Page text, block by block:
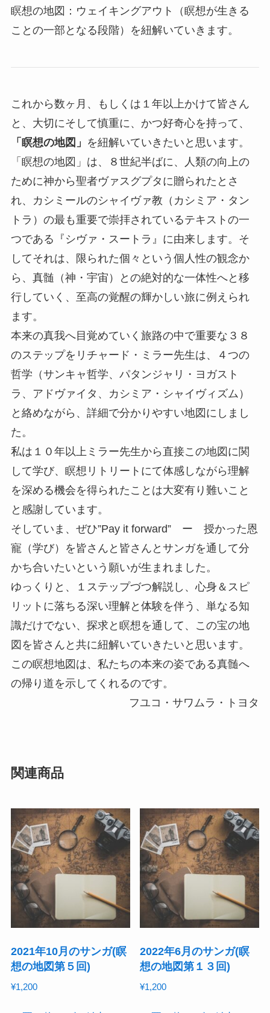
地
図
終
個
瞑想の地図：ウェイキングアウト（瞑想が生きる
ことの一部となる段階）を紐解いていきます。
これから数ヶ月、もしくは１年以上かけて皆さん
と、大切にそして慎重に、かつ好奇心を持って、
「瞑想の地図」 を紐解いていきたいと思います。
「瞑想の地図」は、８世紀半ばに、人類の向上の
ために神から聖者ヴァスグプタに贈られたとさ
れ、カシミールのシャイヴァ教（カシミア・タン
トラ）の最も重要で崇拝されているテキストの一
つである『シヴァ・スートラ』に由来します。そ
してそれは、限られた個々という個人性の観念か
ら、真髄（神・宇宙）との絶対的な一体性へと移
行していく、至高の覚醒の輝かしい旅に例えられ
ます。
本来の真我へ目覚めていく旅路の中で重要な３８
のステップをリチャード・ミラー先生は、４つの
哲学（サンキャ哲学、パタンジャリ・ヨガスト
ラ、アドヴァイタ、カシミア・シャイヴィズム）
と絡めながら、詳細で分かりやすい地図にしまし
た。
私は１０年以上ミラー先生から直接この地図に関
して学び、瞑想リトリートにて体感しながら理解
を深める機会を得られたことは大変有り難いこと
と感謝しています。
そしていま、ぜひ”Pay it forward” ー 授かった恩
寵（学び）を皆さんと皆さんとサンガを通して分
かち合いたいという願いが生まれました。
ゆっくりと、１ステップづつ解説し、心身＆スピ
リットに落ちる深い理解と体験を伴う、単なる知
識だけでない、探求と瞑想を通して、この宝の地
図を皆さんと共に紐解いていきたいと思います。
この瞑想地図は、私たちの本来の姿である真髄へ
の帰り道を示してくれるのです。
フユコ・サワムラ・トヨタ
関連商品
2021年10月のサンガ(瞑
想の地図第５回)
¥1,200
2022年6月のサンガ(瞑
想の地図第１３回)
¥1,200